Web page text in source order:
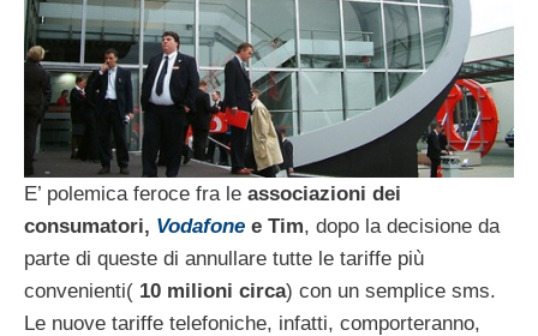
E’ polemica feroce fra le associazioni dei
consumatori, Vodafone e Tim, dopo la decisione da
parte di queste di annullare tutte le tariffe più
convenienti( 10 milioni circa) con un semplice sms.
Le nuove tariffe telefoniche, infatti, comporteranno,